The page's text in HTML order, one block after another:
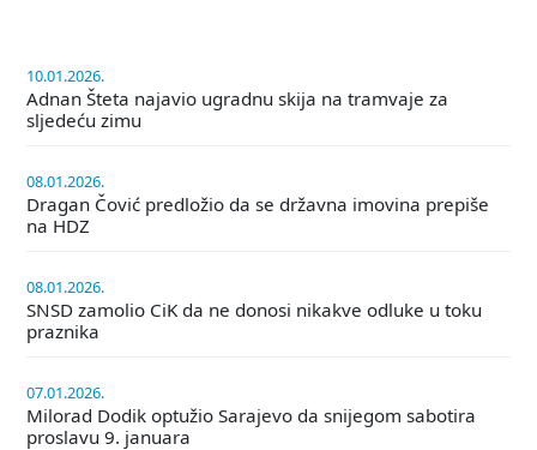
10.01.2026.
Adnan Šteta najavio ugradnu skija na tramvaje za
sljedeću zimu
08.01.2026.
Dragan Čović predložio da se državna imovina prepiše
na HDZ
08.01.2026.
SNSD zamolio CiK da ne donosi nikakve odluke u toku
praznika
07.01.2026.
Milorad Dodik optužio Sarajevo da snijegom sabotira
proslavu 9. januara